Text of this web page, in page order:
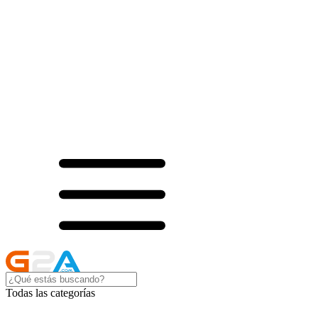
Todas las categorías